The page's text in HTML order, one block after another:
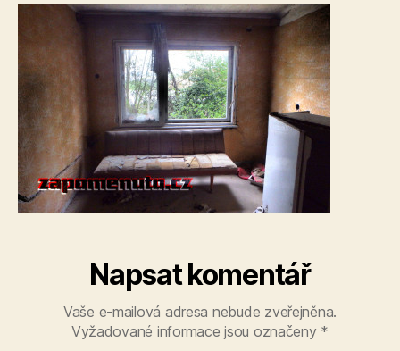
cz-
P423001000010
Napsat komentář
Vaše e-mailová adresa nebude zveřejněna.
Vyžadované informace jsou označeny *